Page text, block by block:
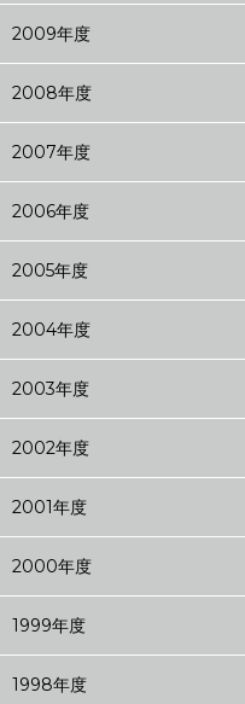
2009年度
2008年度
2007年度
2006年度
2005年度
2004年度
2003年度
2002年度
2001年度
2000年度
1999年度
1998年度